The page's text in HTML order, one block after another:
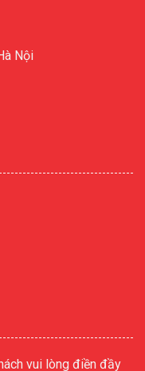
Nội
vui lòng điền đầy